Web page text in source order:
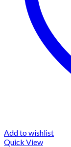
Add to wishlist
Quick View